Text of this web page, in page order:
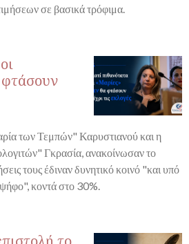
σε βασικά τρόφιμα.
των Τεμπών" Καρυστιανού και η
Γκρασία, ανακοίνωσαν το
τους έδιναν δυνητικό κοινό "και υπό
κοντά στο 30%.